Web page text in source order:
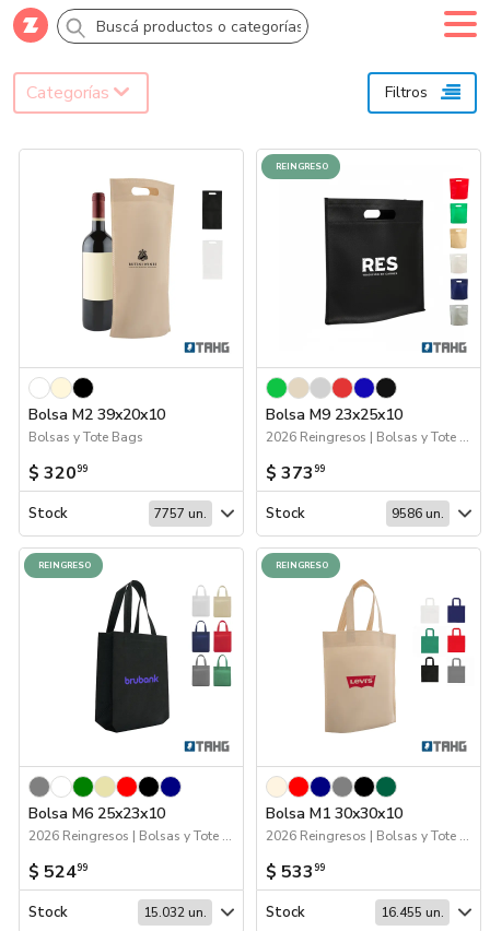
Comprar Ingresá
Categorías
SALE 70% OFF
Novedades
Campañas
Logo 24hs
Marcas
Catálogos
Sé partner
Categorías Filtros
Bolsa M2 39x20x10
Bolsas y Tote Bags
$ 32099
Stock 7757 un.
REINGRESO
Bolsa M9 23x25x10
2026 Reingresos | Bolsas y Tote Bags
$ 373 99
Stock 9586 un.
REINGRESO
Bolsa M6 25x23x10
2026 Reingresos | Bolsas y Tote Bags
$ 52499
Stock 15.032 un.
REINGRESO
Bolsa M1 30x30x10
2026 Reingresos | Bolsas y Tote Bags
$ 533 99
Stock 16.455 un.